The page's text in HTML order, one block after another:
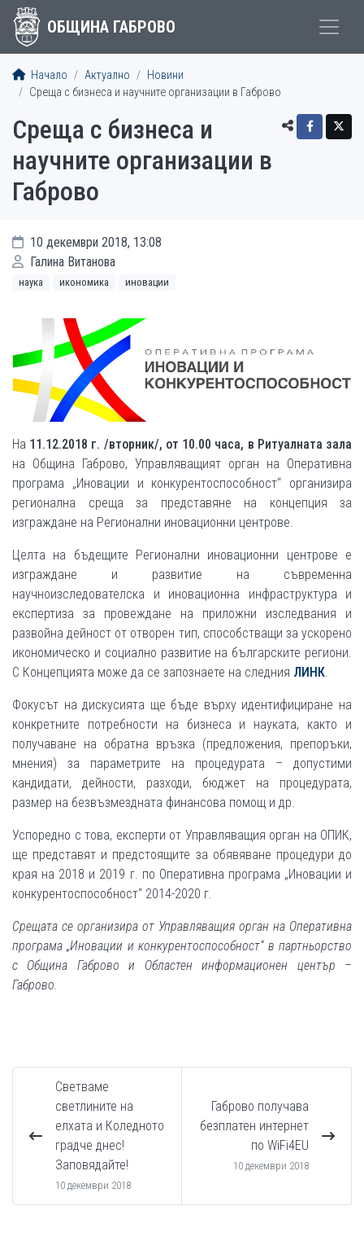
ОБЩИНА ГАБРОВО
Начало Актуално
Новини
Среща с бизнеса и научните организации в Габрово
Среща с бизнеса и
научните организации в
Габрово
10 декември 2018, 13:08
Галина Витанова
наука икономика иновации
На 11.12.2018 г. /вторник/, от 10.00 часа, в Ритуалната зала
на Община Габрово, Управляващият орган на Оперативна
програма „Иновации и конкурентоспособност“ организира
регионална среща за представяне на концепция за
изграждане на Регионални иновационни центрове.
Целта на бъдещите Регионални иновационни центрове е
изграждане и развитие на съвременна
научноизследователска и иновационна инфраструктура и
експертиза за провеждане на приложни изследвания и
развойна дейност от отворен тип, способстващи за ускорено
икономическо и социално развитие на българските региони.
С Концепцията може да се запознаете на следния ЛИНК.
Фокусът на дискусията ще бъде върху идентифициране на
конкретните потребности на бизнеса и науката, както и
получаване на обратна връзка (предложения, препоръки,
мнения) за параметрите на процедурата – допустими
кандидати, дейности, разходи, бюджет на процедурата,
размер на безвъзмездната финансова помощ и др.
Успоредно с това, експерти от Управляващия орган на ОПИК,
ще представят и предстоящите за обявяване процедури до
края на 2018 и 2019 г. по Оперативна програма „Иновации и
конкурентоспособност“ 2014-2020 г.
Срещата се организира от Управляващия орган на Оперативна
програма „Иновации и конкурентоспособност“ в партньорство
с Община Габрово и Областен информационен център –
Габрово.
Светваме
светлините на
елхата и Коледното
градче днес!
Заповядайте!
10 декември 2018
Габрово получава
безплатен интернет
по WiFi4EU
10 декември 2018